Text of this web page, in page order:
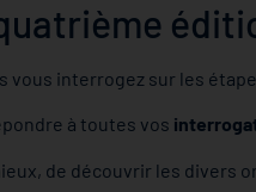
vous interrogez sur les
à toutes vos
de découvrir les divers